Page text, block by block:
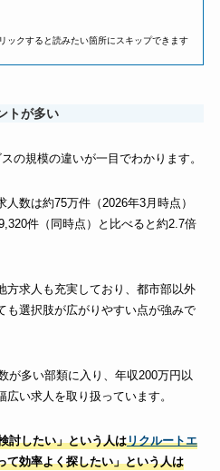
ックすると読みたい箇所にスキップできます
トが多い
の規模の違いが一目でわかります。
人数は約75万件（2026年3月時点）
件（同時点）と比べると約2.7倍
方求人も充実しており、都市部以外
も選択肢が広がりやすい点が強みで
が多い部類に入り、年収200万円以
い求人を取り扱っています。
討したい」という人はリクルートエ
て効率よく探したい」という人は